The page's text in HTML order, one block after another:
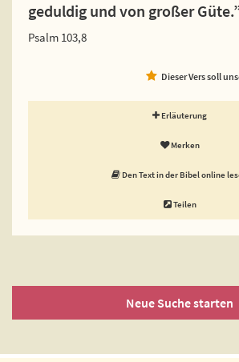
geduldig und von großer
Psalm 103,8
Dieser Vers soll
Erläuterung
Merken
Den Text in der Bibel online
Teilen
Neue Suche starten